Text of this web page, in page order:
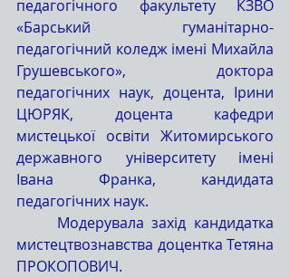
педагогічного факультету КЗВО
«Барський гуманітарно-
педагогічний коледж імені Михайла
Грушевського», доктора
педагогічних наук, доцента, Ірини
ЦЮРЯК, доцента кафедри
мистецької освіти Житомирського
державного університету імені
Івана Франка, кандидата
педагогічних наук.
мистецтвознавства доцентка Тетяна
ПРОКОПОВИЧ.